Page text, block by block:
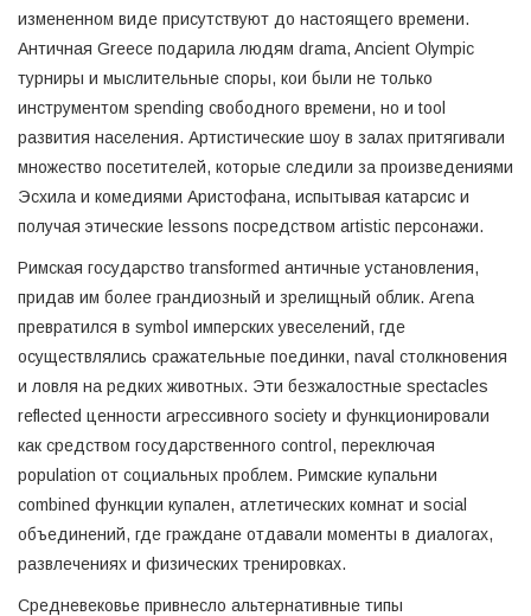
измененном виде присутствуют до настоящего времени.
Античная Greece подарила людям drama, Ancient Olympic
турниры и мыслительные споры, кои были не только
инструментом spending свободного времени, но и tool
развития населения. Артистические шоу в залах притягивали
множество посетителей, которые следили за произведениями
Эсхила и комедиями Аристофанa, испытывая катарсис и
получая этические lessons посредством artistic персонажи.
Римская государство transformed античные установления,
придав им более грандиозный и зрелищный облик. Arena
превратился в symbol имперских увеселений, где
осуществлялись сражательные поединки, naval столкновения
и ловля на редких животных. Эти безжалостные spectacles
reflected ценности агрессивного society и функционировали
как средством государственного control, переключая
population от социальных проблем. Римские купальни
combined функции купален, атлетических комнат и social
объединений, где граждане отдавали моменты в диалогах,
развлечениях и физических тренировках.
Средневековье привнесло альтернативные типы